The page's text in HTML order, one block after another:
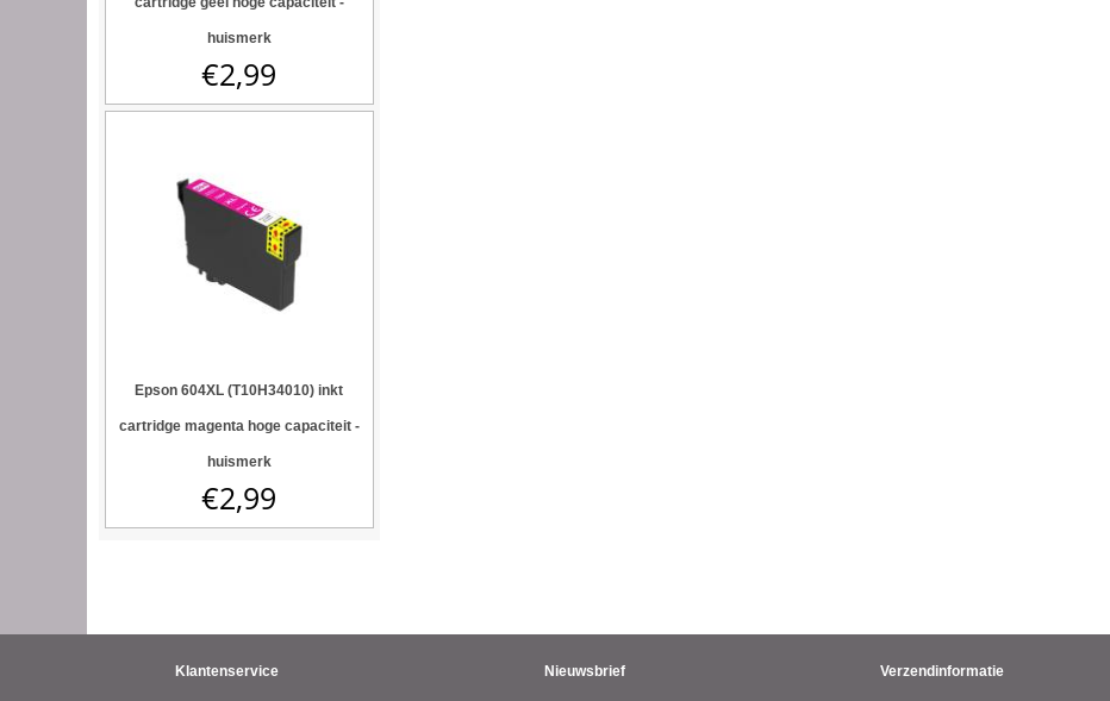
huismerk
€2,99
Epson 604XL (T10H34010) inkt
cartridge magenta hoge capaciteit -
huismerk
€2,99
Klantenservice Nieuwsbrief Verzendinformatie